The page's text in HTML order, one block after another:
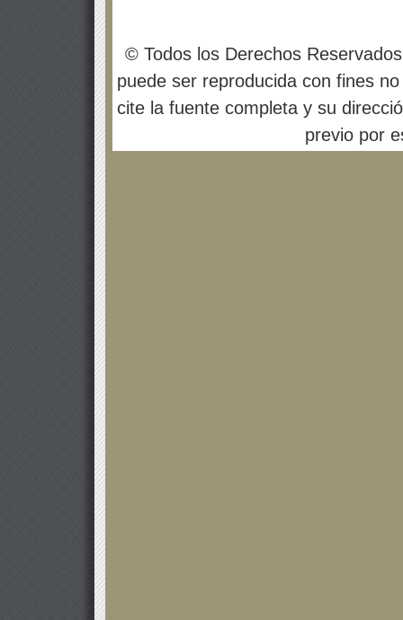
© Todos los Derechos
puede ser reproducida con fines
cite la fuente completa y su
previo por